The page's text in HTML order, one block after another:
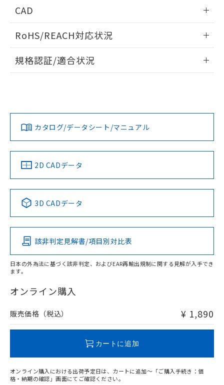
CAD
ドすることができます。
ログイン/会員登録
ダウンロードデータをご利用いただく前に、以下を必ずお読
みください。
ソフトウェアの使用条件
RoHS/REACH対応状況
EU RoHS 注意事項・凡例
対応済み
中国 RoHS 注意事項・凡例
Pb Hg Cd Cr(VI)
O
在庫等で未対応品が混在する可能性があります。
問い合わせください。
規格認証/適合状況
カタログ/データシート/マニュアル
2D CADデータ
3D CADデータ
該非判定見解書/項目別対比表
日本の外為法に基づく該非判定、およびEAR再輸出規制に関する見解が入手でき
ます。
オンライン購入
販売価格（税込） ¥ 1,890
カートに追加
オンライン購入における出荷予定日は、カートに追加～「ご購入手続き：価
格・納期の確認」画面にてご確認ください。
指します。
るもので、過去に遡って非含有を証明する
ものではありません。
また、RoHS指令のフタル酸エステル類４
荷製品に未対応品が混在することから備考
欄に対応日を記載しておりました。
す。